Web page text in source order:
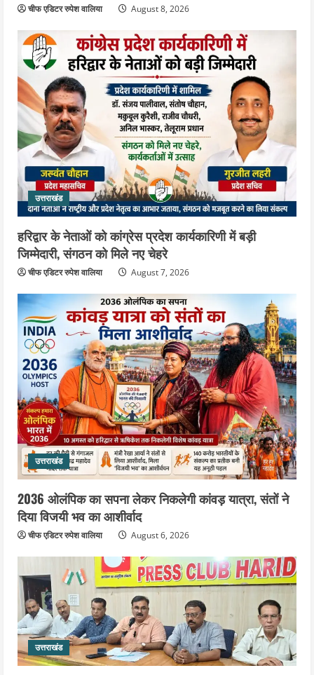
चीफ एडिटर रुपेश वालिया August 8, 2026
उत्तराखंड
हरिद्वार के नेताओं को कांग्रेस प्रदेश कार्यकारिणी में बड़ी
जिम्मेदारी, संगठन को मिले नए चेहरे
चीफ एडिटर रुपेश वालिया August 7, 2026
उत्तराखंड
2036 ओलंपिक का सपना लेकर निकलेगी कांवड़ यात्रा, संतों ने
दिया विजयी भव का आशीर्वाद
चीफ एडिटर रुपेश वालिया August 6, 2026
उत्तराखंड